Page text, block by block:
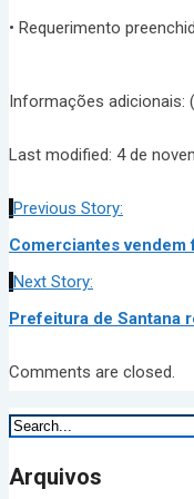
• Requerimento
Informações adicionais:
Last modified: 4 de
Previous Story:
Comerciantes
Next Story:
Prefeitura de Santana
Comments are closed.
Arquivos